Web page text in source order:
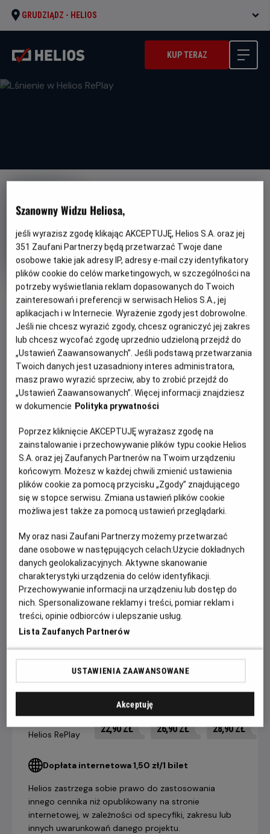
GRUDZIĄDZ - HELIOS
KUP TERAZ
OBSERWUJ
Lśnienie w Helios RePlay
Oryginalny
tytuł
The Shining Gatunek
Horror
Minimalny
wiek
Od 15 lat
Czas
trwania
154 min
REŻYSERIA
Stanley Kubrick
SCENARIUSZ
Stanley Kubrick, Diane
Johnson
OBSADA
Danny Lloyd, Shelley Duvall, Jack Nicholson
WIĘCEJ SZCZEGÓŁÓW
OPIS WYDARZENIA
Spróbuj odpowiedzieć sobie na pytanie, czego boisz się
najbardziej: potworów z kosmosu? Zabójczego wirusa? A
może tego, że pewnego dnia ktoś z twoich bliskich - ktoś,
kto powinien strzec cię i kochać - nagle postanowi cię
zabić?
Lśnienie to ekranizacja bestsellerowej powieści Stephena
Kinga, którą uznano za arcydzieło filmu grozy. Pod
kierunkiem reżysera Stanleya Kubricka Jack Nicholson
stworzył niezapomnianą kreację w roli Jacka Torrance’a,
zimowego stróża w odciętym od Świata eleganckim hotelu
Overlook, dokąd przenosi się wraz z żoną (Shelley Duvall) i
synem (Danny Lloyd). Torrance nigdy tam wcześniej nie był
- a może jest inaczej? Odpowiedź na to pytanie przynosi
mrożący krew w żyłach finał, w którym poznajemy
niesamowitą tajemnicę hotelu Overlook.
do seansu
Helios RePlay
22,90 ZŁ 26,90 ZŁ 28,90 ZŁ
Dopłata internetowa 1,50 zł/1 bilet
Helios zastrzega sobie prawo do zastosowania
innego cennika niż opublikowany na stronie
internetowej, w zależności od specyfiki, zakresu lub
innych uwarunkowań danego projektu.
Szanowny Widzu Heliosa,
jeśli wyrazisz zgodę klikając AKCEPTUJĘ, Helios S.A. oraz jej
351 Zaufani Partnerzy będą przetwarzać Twoje dane
osobowe takie jak adresy IP, adresy e-mail czy identyfikatory
plików cookie do celów marketingowych, w szczególności na
potrzeby wyświetlania reklam dopasowanych do Twoich
zainteresowań i preferencji w serwisach Helios S.A., jej
aplikacjach i w Internecie. Wyrażenie zgody jest dobrowolne.
Jeśli nie chcesz wyrazić zgody, chcesz ograniczyć jej zakres
lub chcesz wycofać zgodę uprzednio udzieloną przejdź do
„Ustawień Zaawansowanych”. Jeśli podstawą przetwarzania
Twoich danych jest uzasadniony interes administratora,
masz prawo wyrazić sprzeciw, aby to zrobić przejdź do
„Ustawień Zaawansowanych”. Więcej informacji znajdziesz
w dokumencie Polityka prywatności
Poprzez kliknięcie AKCEPTUJĘ wyrażasz zgodę na
zainstalowanie i przechowywanie plików typu cookie Helios
S.A. oraz jej Zaufanych Partnerów na Twoim urządzeniu
końcowym. Możesz w każdej chwili zmienić ustawienia
plików cookie za pomocą przycisku „Zgody” znajdującego
się w stopce serwisu. Zmiana ustawień plików cookie
możliwa jest także za pomocą ustawień przeglądarki.
My oraz nasi Zaufani Partnerzy możemy przetwarzać
dane osobowe w następujących celach:Użycie dokładnych
danych geolokalizacyjnych. Aktywne skanowanie
charakterystyki urządzenia do celów identyfikacji.
Przechowywanie informacji na urządzeniu lub dostęp do
nich. Spersonalizowane reklamy i treści, pomiar reklam i
treści, opinie odbiorców i ulepszanie usług.
Lista Zaufanych Partnerów
USTAWIENIA ZAAWANSOWANE
Akceptuję